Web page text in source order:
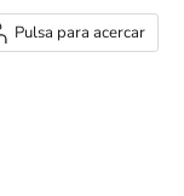
Pulsa para acercar